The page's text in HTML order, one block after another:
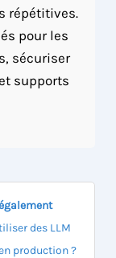
répétitives.
pour les
sécuriser
supports
des LLM
production ?